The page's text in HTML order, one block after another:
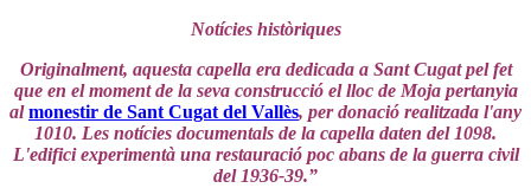
Notícies històriques
Originalment, aquesta capella era dedicada a Sant Cugat pel fet
que en el moment de la seva construcció el lloc de Moja pertanyia
almonestir de Sant Cugat del Vallès, per donació realitzada l'any
1010. Les notícies documentals de la capella daten del 1098.
L'edifici experimentà una restauració poc abans de la guerra civil
del 1936-39.”